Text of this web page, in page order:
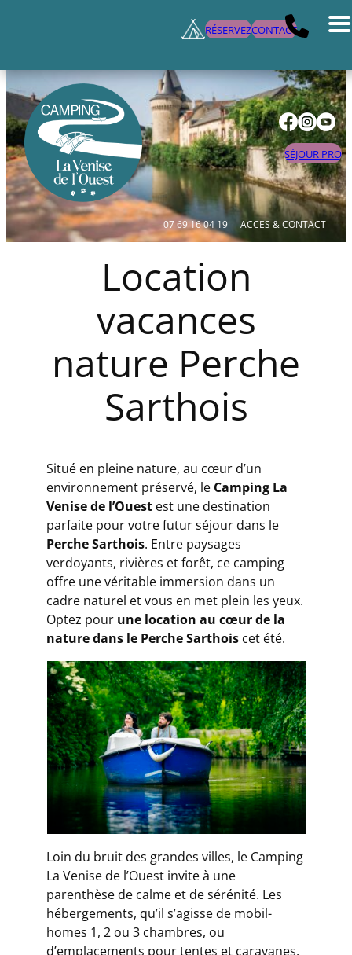
07 69 16 04 19
SÉJOUR PRO
ACCES & CONTACT
RÉSERVEZCONTACT
Location
vacances
nature Perche
Sarthois
Situé en pleine nature, au cœur d’un
environnement préservé, le Camping La
Venise de l’Ouest est une destination
parfaite pour votre futur séjour dans le
Perche Sarthois. Entre paysages
verdoyants, rivières et forêt, ce camping
offre une véritable immersion dans un
cadre naturel et vous en met plein les yeux.
Optez pour une location au cœur de la
nature dans le Perche Sarthois cet été.
Loin du bruit des grandes villes, le Camping
La Venise de l’Ouest invite à une
parenthèse de calme et de sérénité. Les
hébergements, qu’il s’agisse de mobil-
homes 1, 2 ou 3 chambres, ou
d’emplacements pour tentes et caravanes,